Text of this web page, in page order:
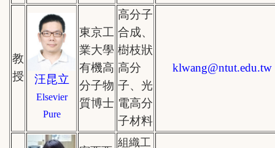
教
授
汪昆立
Elsevier
Pure
東京工
業大學
有機高
分子物
質博士
高分子
合成、
樹枝狀
高分
子、光
電高分
子材料
klwang@ntut.edu.tw
組織工